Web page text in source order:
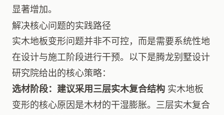
显著增加。
解决核心问题的实践路径
实木地板变形问题并非不可控，而是需要系统性地
在设计与施工阶段进行干预。以下是腾龙别墅设计
研究院给出的核心策略：
选材阶段：建议采用三层实木复合结构 实木地板
变形的核心原因是木材的干湿膨胀。三层实木复合